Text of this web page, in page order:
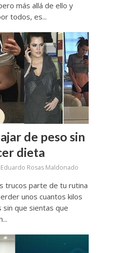
más allá de ello y
todos, es...
de peso sin
dieta
Rosas Maldonado
trucos parte de tu rutina
unos cuantos kilos
sin que sientas que